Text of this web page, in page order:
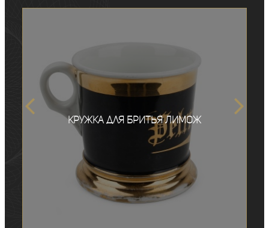
Кружка для бритья Лимож